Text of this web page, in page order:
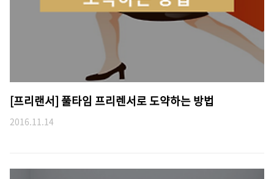
[프리랜서] 풀타임 프리렌서로 도약하는 방법
2016.11.14